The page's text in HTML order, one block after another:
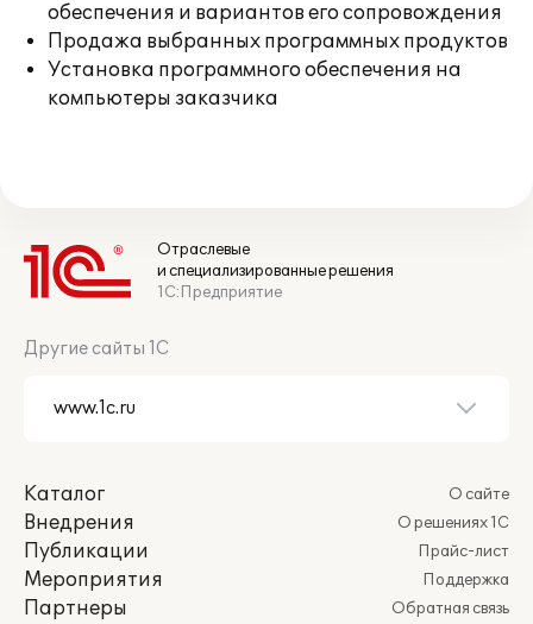
обеспечения и вариантов его сопровождения
Продажа выбранных программных продуктов
Установка программного обеспечения на
компьютеры заказчика
Отраслевые
и специализированные решения
1С:Предприятие
Другие сайты 1С
Каталог
Внедрения
Публикации
Мероприятия
Партнеры
О сайте
О решениях 1С
Прайс-лист
Поддержка
Обратная связь